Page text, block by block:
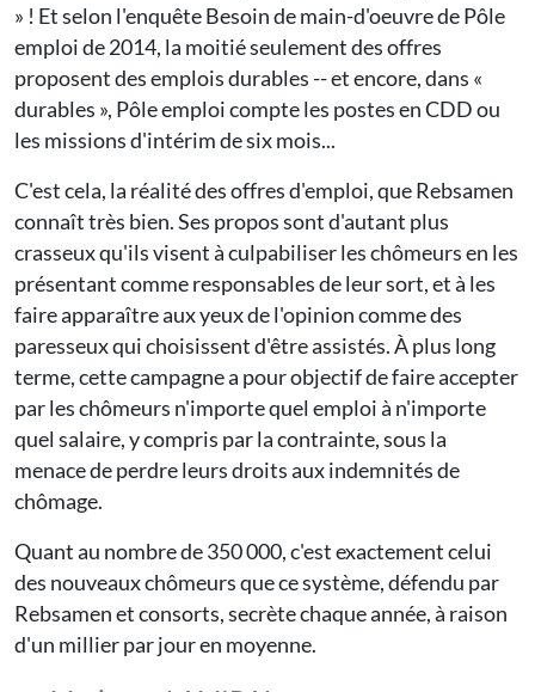
» ! Et selon l'enquête Besoin de main-d'oeuvre de Pôle
emploi de 2014, la moitié seulement des offres
proposent des emplois durables -- et encore, dans «
durables », Pôle emploi compte les postes en CDD ou
les missions d'intérim de six mois...
C'est cela, la réalité des offres d'emploi, que Rebsamen
connaît très bien. Ses propos sont d'autant plus
crasseux qu'ils visent à culpabiliser les chômeurs en les
présentant comme responsables de leur sort, et à les
faire apparaître aux yeux de l'opinion comme des
paresseux qui choisissent d'être assistés. À plus long
terme, cette campagne a pour objectif de faire accepter
par les chômeurs n'importe quel emploi à n'importe
quel salaire, y compris par la contrainte, sous la
menace de perdre leurs droits aux indemnités de
chômage.
Quant au nombre de 350 000, c'est exactement celui
des nouveaux chômeurs que ce système, défendu par
Rebsamen et consorts, secrète chaque année, à raison
d'un millier par jour en moyenne.